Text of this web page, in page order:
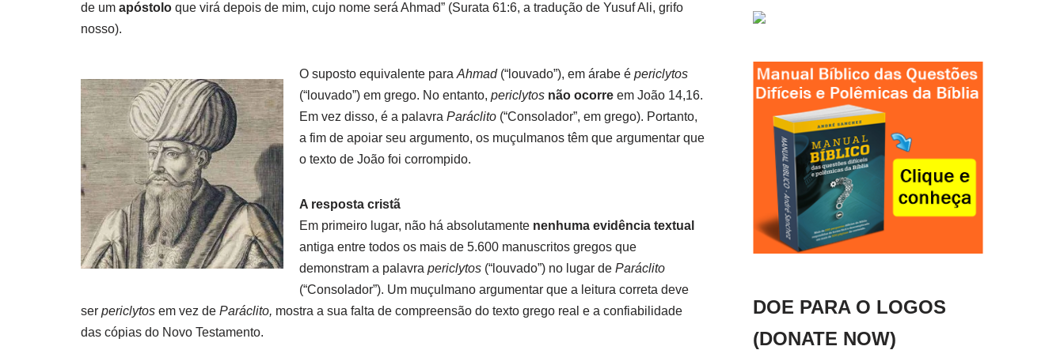
de um apóstolo que virá depois de mim, cujo nome será Ahmad” (Surata 61:6, a tradução de Yusuf Ali, grifo
nosso).
O suposto equivalente para Ahmad(“louvado”), em árabe é periclytos
(“louvado”) em grego. No entanto, periclytos não ocorre em João 14,16.
Em vez disso, é a palavra Paráclito (“Consolador”, em grego). Portanto,
a fim de apoiar seu argumento, os muçulmanos têm que argumentar que
o texto de João foi corrompido.
A resposta cristã
Em primeiro lugar, não há absolutamente nenhuma evidência textual
antiga entre todos os mais de 5.600 manuscritos gregos que
demonstram a palavra periclytos (“louvado”) no lugar de Paráclito
(“Consolador”). Um muçulmano argumentar que a leitura correta deve
ser periclytos em vez de Paráclito, mostra a sua falta de compreensão do texto grego real e a confiabilidade
das cópias do Novo Testamento.
DOE PARA O LOGOS
(DONATE NOW)